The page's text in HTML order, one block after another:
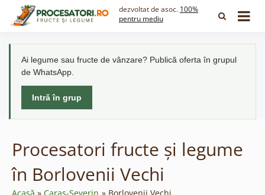
dezvoltat de asoc. 100%
pentru mediu
Ai legume sau fructe de vânzare? Publică oferta în grupul
de WhatsApp.
Intră în grup
Procesatori fructe și legume
în Borlovenii Vechi